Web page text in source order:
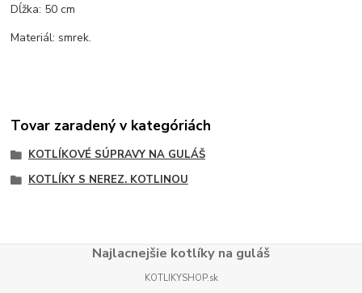
Dĺžka: 50 cm
Materiál: smrek.
Tovar zaradený v kategóriách
KOTLÍKOVÉ SÚPRAVY NA GULÁŠ
KOTLÍKY S NEREZ. KOTLINOU
Najlacnejšie kotlíky na guláš
KOTLIKYSHOP.sk